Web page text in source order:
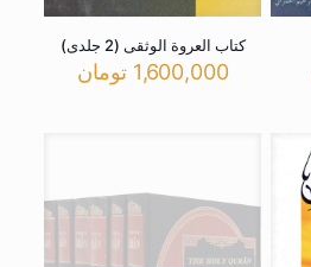
کتاب العروة الوثقی (2 جلدی)
1,600,000 تومان